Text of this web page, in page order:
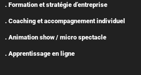
. Formation et stratégie d’entreprise
. Coaching et accompagnement individuel
. Animation show / micro spectacle
. Apprentissage en ligne